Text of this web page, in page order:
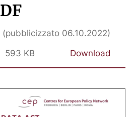
06.10.2022)
593 KB Download